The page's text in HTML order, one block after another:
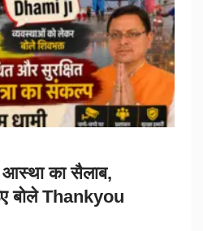
आस्था का सैलाब,
बोले Thankyou